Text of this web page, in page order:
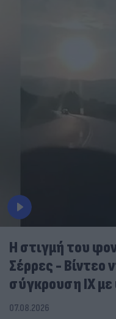
Η στιγμή του
Σέρρες - Βίντεο
σύγκρουση ΙΧ
07.08.2026